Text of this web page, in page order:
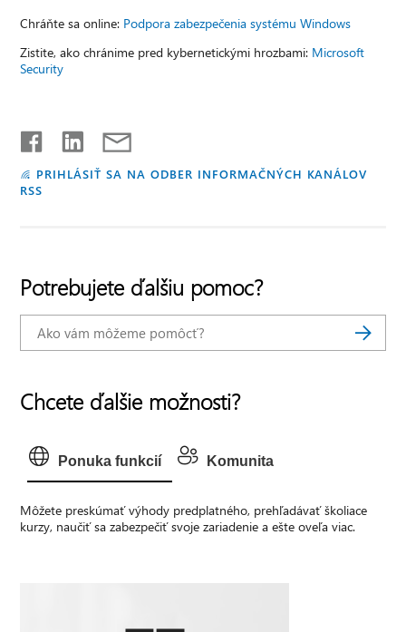
Chráňte sa online: Podpora zabezpečenia systému Windows
Zistite, ako chránime pred kybernetickými hrozbami: Microsoft
Security
PRIHLÁSIŤ SA NA ODBER INFORMAČNÝCH KANÁLOV
RSS
Potrebujete ďalšiu pomoc?
Chcete ďalšie možnosti?
Ponuka funkcií Komunita
Môžete preskúmať výhody predplatného, prehľadávať školiace
kurzy, naučiť sa zabezpečiť svoje zariadenie a ešte oveľa viac.